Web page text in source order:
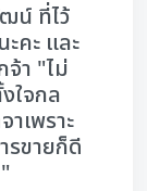
น์ ที่ไว้
คะ และ
จ้า "ไม่
ใจกล
เพราะ
รขายก็ดี